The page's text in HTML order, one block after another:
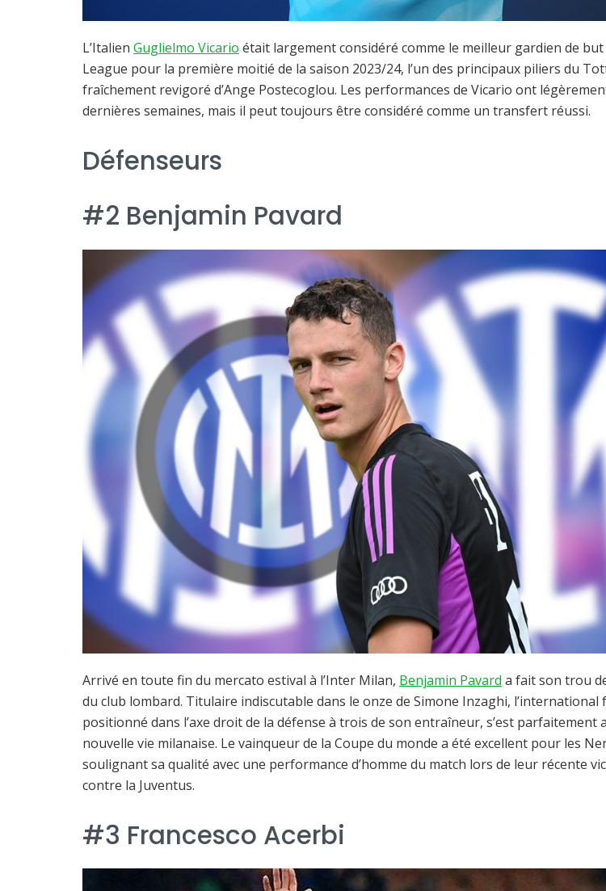
L’Italien Guglielmo Vicario était largement considéré comme le meilleur gardien de
League pour la première moitié de la saison 2023/24, l’un des principaux piliers du
fraîchement revigoré d’Ange Postecoglou. Les performances de Vicario ont
dernières semaines, mais il peut toujours être considéré comme un transfert réussi.
Défenseurs
#2 Benjamin Pavard
Arrivé en toute fin du mercato estival à l’Inter Milan, Benjamin Pavard a fait son trou
du club lombard. Titulaire indiscutable dans le onze de Simone Inzaghi, l’international
positionné dans l’axe droit de la défense à trois de son entraîneur, s’est parfaitement
nouvelle vie milanaise. Le vainqueur de la Coupe du monde a été excellent pour les
soulignant sa qualité avec une performance d’homme du match lors de leur récente
contre la Juventus.
#3 Francesco Acerbi